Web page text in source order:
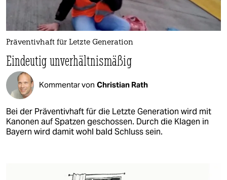
Präventivhaft für Letzte Generation
Eindeutig unverhältnismäßig
Kommentar von Christian Rath
Bei der Präventivhaft für die Letzte Generation wird mit
Kanonen auf Spatzen geschossen. Durch die Klagen in
Bayern wird damit wohl bald Schluss sein.